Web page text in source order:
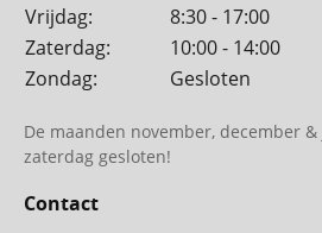
Vrijdag:
8:30 - 17:00
Zaterdag:
10:00 - 14:00
Zondag:
Gesloten
De maanden november, december
zaterdag gesloten!
Contact